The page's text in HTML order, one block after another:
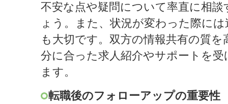
不安な点や疑問について率直に相
ょう。また、状況が変わった際に
も大切です。双方の情報共有の質
分に合った求人紹介やサポートを
ます。
転職後のフォローアップの重要性